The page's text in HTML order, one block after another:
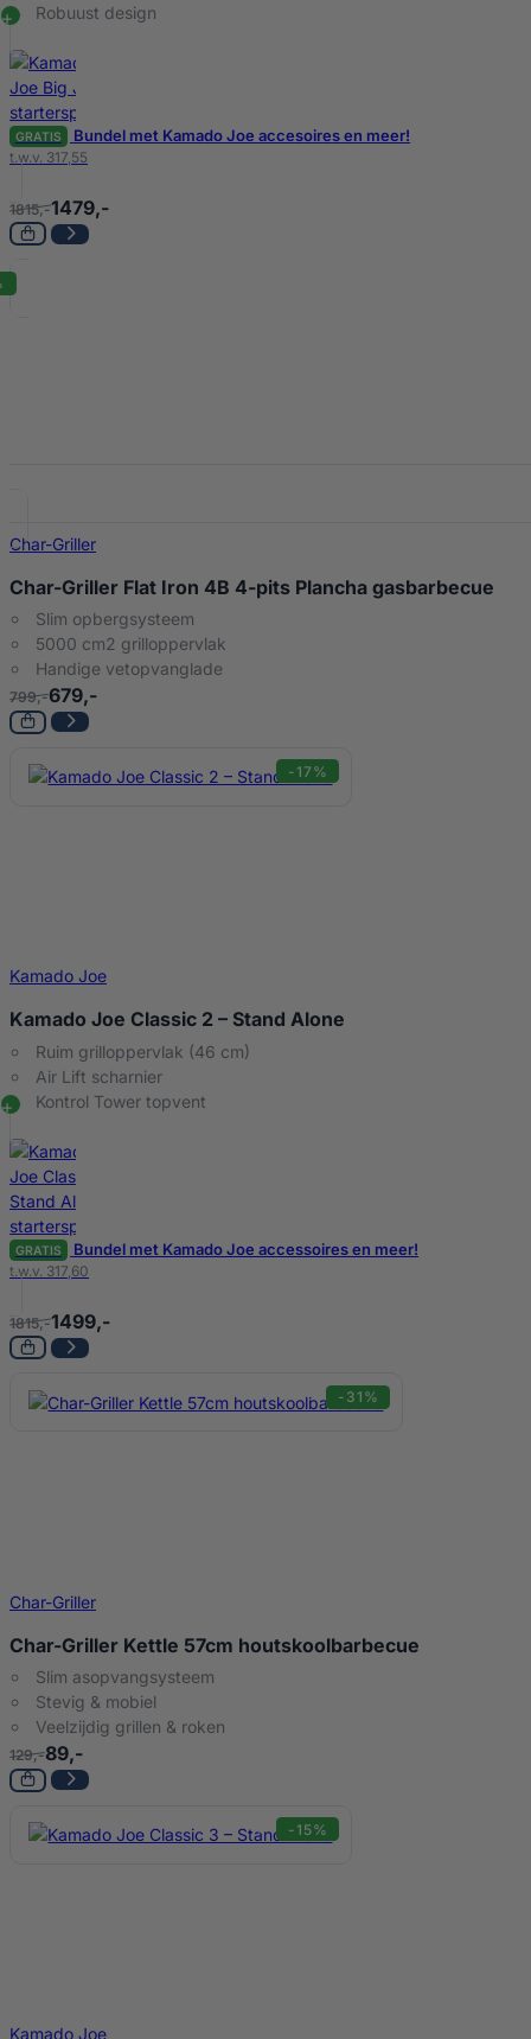
Robuust design
GRATIS Bundel met Kamado Joe accesoires en meer!
t.w.v. 317,55
1815,-1479,-
Char-Griller
Char-Griller Flat Iron 4B 4-pits Plancha gasbarbecue
Slim opbergsysteem
5000 cm2 grilloppervlak
Handige vetopvanglade
799,-679,-
-17%
Kamado Joe
Kamado Joe Classic 2 – Stand Alone
Ruim grilloppervlak (46 cm)
Air Lift scharnier
Kontrol Tower topvent
GRATIS Bundel met Kamado Joe accessoires en meer!
t.w.v. 317,60
1815,-1499,-
-31%
Char-Griller
Char-Griller Kettle 57cm houtskoolbarbecue
Slim asopvangsysteem
Stevig & mobiel
Veelzijdig grillen & roken
129,-89,-
-15%
Kamado Joe